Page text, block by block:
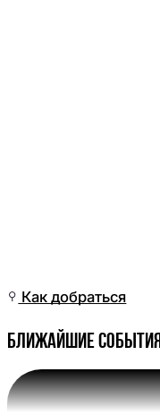
Как добраться
Ближайшие события